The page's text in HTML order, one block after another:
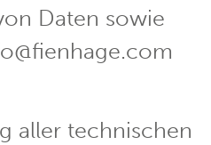
Daten sowie
aller technischen